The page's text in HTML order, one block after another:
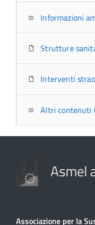
Informazioni
Strutture
Interventi
Altri contenuti
Asmel
Associazione per la